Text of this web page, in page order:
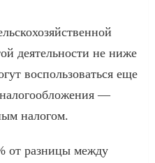
деятельности не ниже
воспользоваться еще
—
налогом.
от разницы между